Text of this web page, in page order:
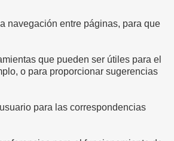
navegación entre páginas, para que
que pueden ser útiles para el
o para proporcionar sugerencias
para las correspondencias